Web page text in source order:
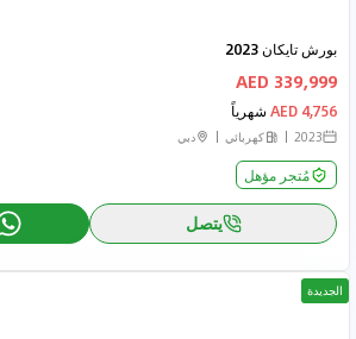
بورش تايكان 2023
339,999 AED
4,756 AED شهرياً
2023 كهربائي دبي
مُتجر مؤهل
يتصل
الجديدة